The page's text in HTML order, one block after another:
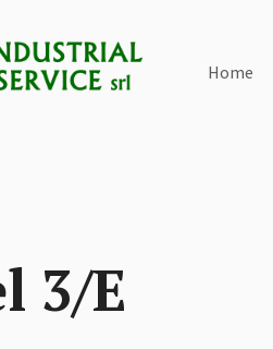
Home
3/E